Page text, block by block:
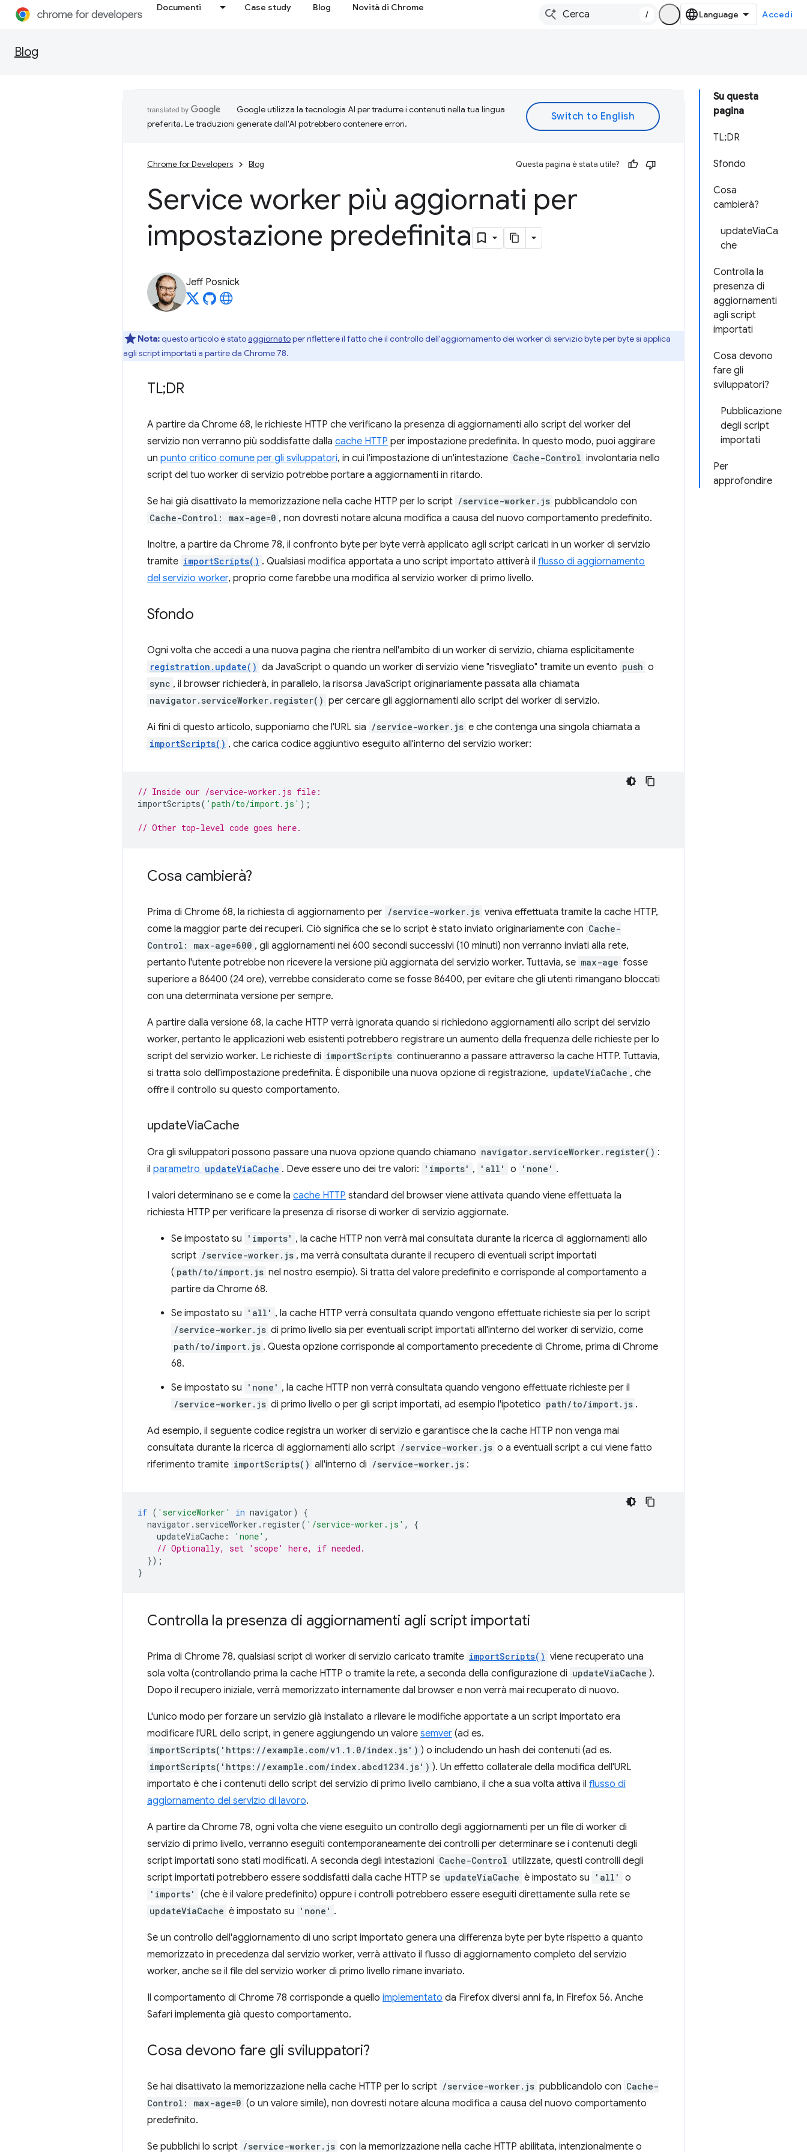
Documenti Case study Blog Novità di Chrome
/ Accedi
Blog
Su questa
pagina
TL;DR
Sfondo
Cosa
cambierà?
updateViaCa
che
Controlla la
presenza di
aggiornamenti
agli script
importati
Cosa devono
fare gli
sviluppatori?
Pubblicazione
degli script
importati
Per
approfondire
Google utilizza la tecnologia AI per tradurre i contenuti nella tua lingua
preferita. Le traduzioni generate dall'AI potrebbero contenere errori.
Chrome for Developers Blog Questa pagina è stata utile?
Service worker più aggiornati per
impostazione predefinita
Jeff Posnick
Nota:questo articolo è statoaggiornatoper riflettere il fatto che il controllo dell'aggiornamento dei worker di servizio byte per byte si applica
agli script importati a partire da Chrome 78.
TL;DR
A partire da Chrome 68, le richieste HTTP che verificano la presenza di aggiornamenti allo script del worker del
servizio non verranno più soddisfatte dalla cache HTTP per impostazione predefinita. In questo modo, puoi aggirare
un punto critico comune per gli sviluppatori, in cui l'impostazione di un'intestazione Cache-Control involontaria nello
script del tuo worker di servizio potrebbe portare a aggiornamenti in ritardo.
Se hai già disattivato la memorizzazione nella cache HTTP per lo script /service-worker.js pubblicandolo con
Cache-Control: max-age=0 , non dovresti notare alcuna modifica a causa del nuovo comportamento predefinito.
Inoltre, a partire da Chrome 78, il confronto byte per byte verrà applicato agli script caricati in un worker di servizio
tramite importScripts() . Qualsiasi modifica apportata a uno script importato attiverà il flusso di aggiornamento
del servizio worker, proprio come farebbe una modifica al servizio worker di primo livello.
Sfondo
Ogni volta che accedi a una nuova pagina che rientra nell'ambito di un worker di servizio, chiama esplicitamente
registration.update() da JavaScript o quando un worker di servizio viene "risvegliato" tramite un evento push o
sync , il browser richiederà, in parallelo, la risorsa JavaScript originariamente passata alla chiamata
navigator.serviceWorker.register() per cercare gli aggiornamenti allo script del worker di servizio.
Ai fini di questo articolo, supponiamo che l'URL sia /service-worker.js e che contenga una singola chiamata a
importScripts() , che carica codice aggiuntivo eseguito all'interno del servizio worker:
// Inside our /service-worker.js file:
importScripts( 'path/to/import.js' );
// Other top-level code goes here.
Cosa cambierà?
Prima di Chrome 68, la richiesta di aggiornamento per /service-worker.js veniva effettuata tramite la cache HTTP,
come la maggior parte dei recuperi. Ciò significa che se lo script è stato inviato originariamente con Cache-
Control: max-age=600 , gli aggiornamenti nei 600 secondi successivi (10 minuti) non verranno inviati alla rete,
pertanto l'utente potrebbe non ricevere la versione più aggiornata del servizio worker. Tuttavia, se max-age fosse
superiore a 86400 (24 ore), verrebbe considerato come se fosse 86400, per evitare che gli utenti rimangano bloccati
con una determinata versione per sempre.
A partire dalla versione 68, la cache HTTP verrà ignorata quando si richiedono aggiornamenti allo script del servizio
worker, pertanto le applicazioni web esistenti potrebbero registrare un aumento della frequenza delle richieste per lo
script del servizio worker. Le richieste di importScripts continueranno a passare attraverso la cache HTTP. Tuttavia,
si tratta solo dell'impostazione predefinita. È disponibile una nuova opzione di registrazione, updateViaCache , che
offre il controllo su questo comportamento.
updateViaCache
Ora gli sviluppatori possono passare una nuova opzione quando chiamano navigator.serviceWorker.register() :
il parametro updateViaCache . Deve essere uno dei tre valori: 'imports' , 'all' o 'none' .
I valori determinano se e come la cache HTTP standard del browser viene attivata quando viene effettuata la
richiesta HTTP per verificare la presenza di risorse di worker di servizio aggiornate.
Se impostato su 'imports' , la cache HTTP non verrà mai consultata durante la ricerca di aggiornamenti allo
script /service-worker.js , ma verrà consultata durante il recupero di eventuali script importati
( path/to/import.js nel nostro esempio). Si tratta del valore predefinito e corrisponde al comportamento a
partire da Chrome 68.
Se impostato su
'all' , la cache HTTP verrà consultata quando vengono effettuate richieste sia per lo script
/service-worker.js di primo livello sia per eventuali script importati all'interno del worker di servizio, come
path/to/import.js . Questa opzione corrisponde al comportamento precedente di Chrome, prima di Chrome
68.
Se impostato su
'none' , la cache HTTP non verrà consultata quando vengono effettuate richieste per il
/service-worker.js di primo livello o per gli script importati, ad esempio l'ipotetico path/to/import.js .
Ad esempio, il seguente codice registra un worker di servizio e garantisce che la cache HTTP non venga mai
consultata durante la ricerca di aggiornamenti allo script /service-worker.js o a eventuali script a cui viene fatto
riferimento tramite importScripts() all'interno di /service-worker.js :
if ( 'serviceWorker' in navigator)
{
navigator . serviceWorker . register( '/service-worker.js' ,
{
updateViaCache : 'none' ,
// Optionally, set 'scope' here, if needed.
});
}
Controlla la presenza di aggiornamenti agli script importati
Prima di Chrome 78, qualsiasi script di worker di servizio caricato tramite importScripts() viene recuperato una
sola volta (controllando prima la cache HTTP o tramite la rete, a seconda della configurazione di updateViaCache ).
Dopo il recupero iniziale, verrà memorizzato internamente dal browser e non verrà mai recuperato di nuovo.
L'unico modo per forzare un servizio già installato a rilevare le modifiche apportate a un script importato era
modificare l'URL dello script, in genere aggiungendo un valore semver (ad es.
importScripts('https://example.com/v1.1.0/index.js') ) o includendo un hash dei contenuti (ad es.
importScripts('https://example.com/index.abcd1234.js') ). Un effetto collaterale della modifica dell'URL
importato è che i contenuti dello script del servizio di primo livello cambiano, il che a sua volta attiva il flusso di
aggiornamento del servizio di lavoro.
A partire da Chrome 78, ogni volta che viene eseguito un controllo degli aggiornamenti per un file di worker di
servizio di primo livello, verranno eseguiti contemporaneamente dei controlli per determinare se i contenuti degli
script importati sono stati modificati. A seconda degli intestazioni Cache-Control utilizzate, questi controlli degli
script importati potrebbero essere soddisfatti dalla cache HTTP se updateViaCache è impostato su 'all' o
'imports' (che è il valore predefinito) oppure i controlli potrebbero essere eseguiti direttamente sulla rete se
updateViaCache è impostato su 'none' .
Se un controllo dell'aggiornamento di uno script importato genera una differenza byte per byte rispetto a quanto
memorizzato in precedenza dal servizio worker, verrà attivato il flusso di aggiornamento completo del servizio
worker, anche se il file del servizio worker di primo livello rimane invariato.
Il comportamento di Chrome 78 corrisponde a quello implementato da Firefox diversi anni fa, in Firefox 56. Anche
Safari implementa già questo comportamento.
Cosa devono fare gli sviluppatori?
Se hai disattivato la memorizzazione nella cache HTTP per lo script /service-worker.js pubblicandolo con Cache-
Control: max-age=0 (o un valore simile), non dovresti notare alcuna modifica a causa del nuovo comportamento
predefinito.
Se pubblichi lo script /service-worker.js con la memorizzazione nella cache HTTP abilitata, intenzionalmente o